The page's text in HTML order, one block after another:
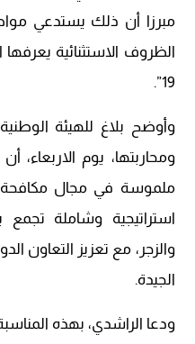
مبرزا أن ذلك يستدعي
الظروف الاستثنائية يعرفها
19”.
وأوضح بلاغ للهيئة
ومحاربتها، يوم الاربعاء،
ملموسة في مجال مكافحة
استراتيجية وشاملة تجمع
والزجر، مع تعزيز التعاون
الجيدة.
ودعا الراشدي، بهذه